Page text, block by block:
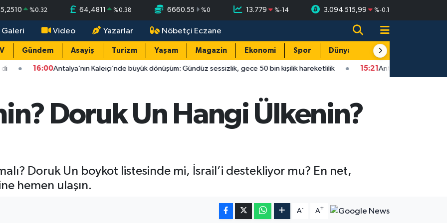
%0.32 64,4811 %0.38 6660.55 %0 13.779 %-14 3.094.515,99 %-0.1
Galeri Video Yazarlar Nöbetçi Eczane
Gündem Asayiş Turizm Yaşam Magazin Ekonomi Spor Dünya Resmi Reklamlar
Antalya’nın Kaleiçi’nde büyük dönüşüm: Gündüz sessizlik, gece 50 bin kişilik hareketlilik 15:21 Antalya'da korkutan çarpışma:
Doruk Un Hangi Ülkenin?
Doruk Un boykot listesinde mi, İsrail’i destekliyor mu? En net,
hemen ulaşın.
A- A+